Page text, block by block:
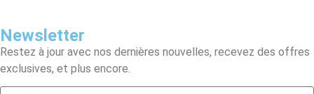
Newsletter
Restez à jour avec nos dernières nouvelles, recevez des offres
exclusives, et plus encore.